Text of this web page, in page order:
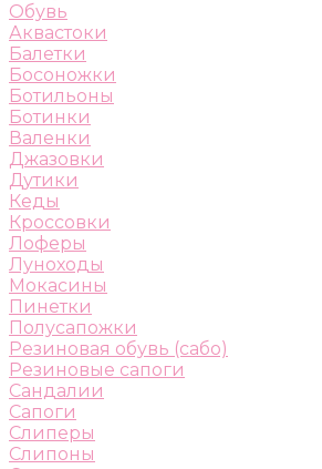
Обувь
Аквастоки
Балетки
Босоножки
Ботильоны
Ботинки
Валенки
Джазовки
Дутики
Кеды
Кроссовки
Лоферы
Луноходы
Мокасины
Пинетки
Полусапожки
Резиновая обувь (сабо)
Резиновые сапоги
Сандалии
Сапоги
Слиперы
Слипоны